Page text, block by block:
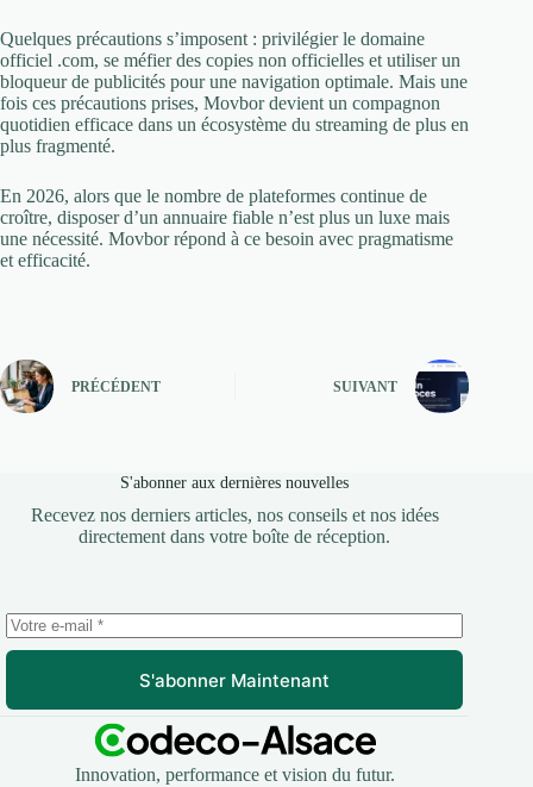
Quelques précautions s’imposent : privilégier le domaine
officiel .com, se méfier des copies non officielles et utiliser un
bloqueur de publicités pour une navigation optimale. Mais une
fois ces précautions prises, Movbor devient un compagnon
quotidien efficace dans un écosystème du streaming de plus en
plus fragmenté.
En 2026, alors que le nombre de plateformes continue de
croître, disposer d’un annuaire fiable n’est plus un luxe mais
une nécessité. Movbor répond à ce besoin avec pragmatisme
et efficacité.
PRÉCÉDENT SUIVANT
S'abonner aux dernières nouvelles
Recevez nos derniers articles, nos conseils et nos idées
directement dans votre boîte de réception.
S'abonner Maintenant
Innovation, performance et vision du futur.